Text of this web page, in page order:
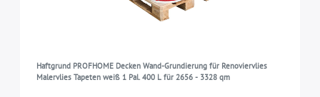
Haftgrund PROFHOME Decken Wand-Grundierung für Renoviervlies
Malervlies Tapeten weiß 1 Pal. 400 L für 2656 - 3328 qm